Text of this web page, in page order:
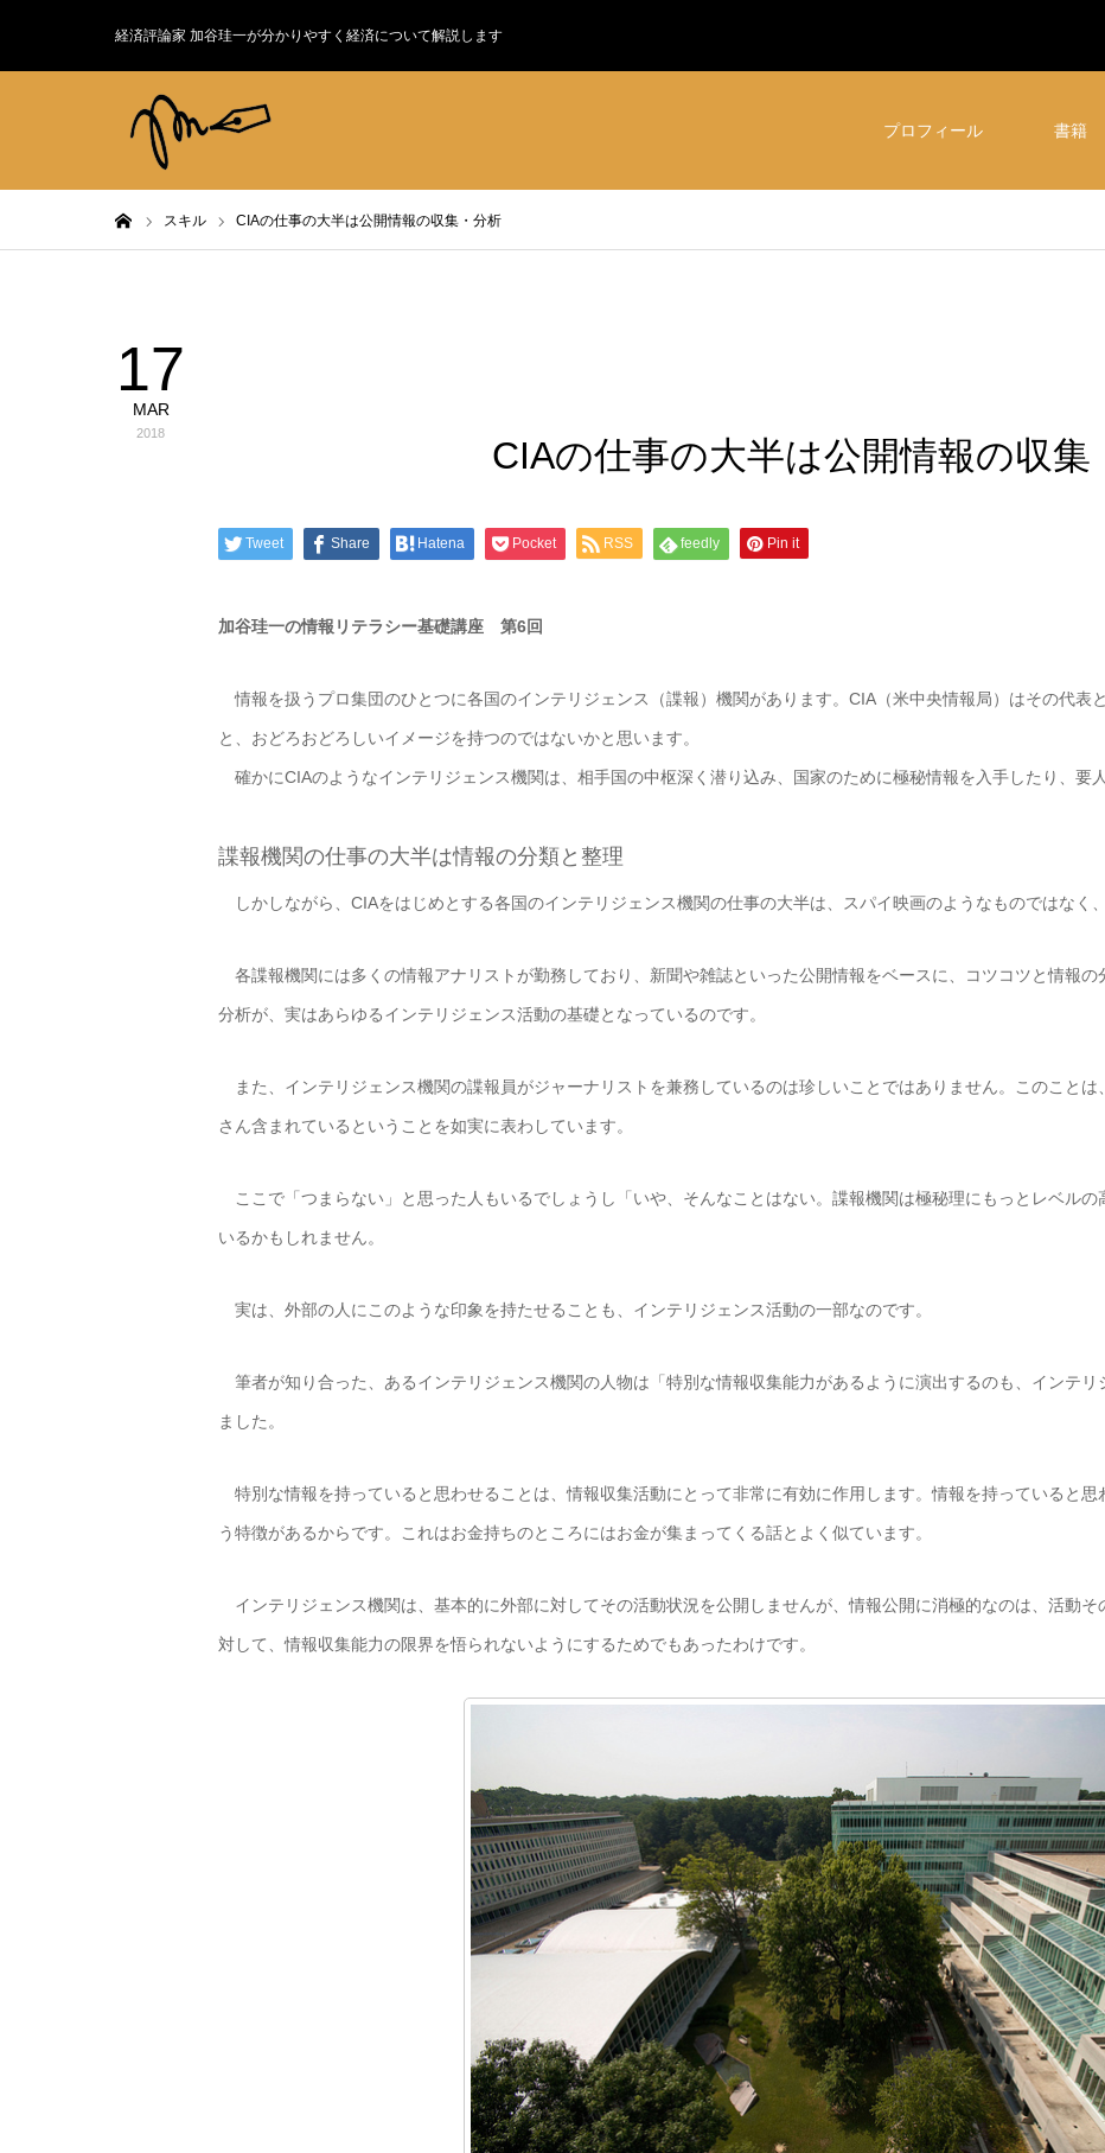
経済評論家 加谷珪一が分かりやすく経済について解説します
プロフィール 書籍
スキル CIAの仕事の大半は公開情報の収集・分析
17
MAR
2018
CIAの仕事の大半は公開情報の収集
Tweet Share Hatena Pocket RSS feedly Pin it
加谷珪一の情報リテラシー基礎講座 第6回
情報を扱うプロ集団のひとつに各国のインテリジェンス（諜報）機関があります。CIA（米中央情報局）はその代表
と、おどろおどろしいイメージを持つのではないかと思います。
確かにCIAのようなインテリジェンス機関は、相手国の中枢深く潜り込み、国家のために極秘情報を入手したり、要
諜報機関の仕事の大半は情報の分類と整理
しかしながら、CIAをはじめとする各国のインテリジェンス機関の仕事の大半は、スパイ映画のようなものではなく
各諜報機関には多くの情報アナリストが勤務しており、新聞や雑誌といった公開情報をベースに、コツコツと情報
分析が、実はあらゆるインテリジェンス活動の基礎となっているのです。
また、インテリジェンス機関の諜報員がジャーナリストを兼務しているのは珍しいことではありません。このことは
さん含まれているということを如実に表わしています。
ここで「つまらない」と思った人もいるでしょうし「いや、そんなことはない。諜報機関は極秘理にもっとレベル
いるかもしれません。
実は、外部の人にこのような印象を持たせることも、インテリジェンス活動の一部なのです。
筆者が知り合った、あるインテリジェンス機関の人物は「特別な情報収集能力があるように演出するのも、インテ
ました。
特別な情報を持っていると思わせることは、情報収集活動にとって非常に有効に作用します。情報を持っていると
う特徴があるからです。これはお金持ちのところにはお金が集まってくる話とよく似ています。
インテリジェンス機関は、基本的に外部に対してその活動状況を公開しませんが、情報公開に消極的なのは、活動
対して、情報収集能力の限界を悟られないようにするためでもあったわけです。